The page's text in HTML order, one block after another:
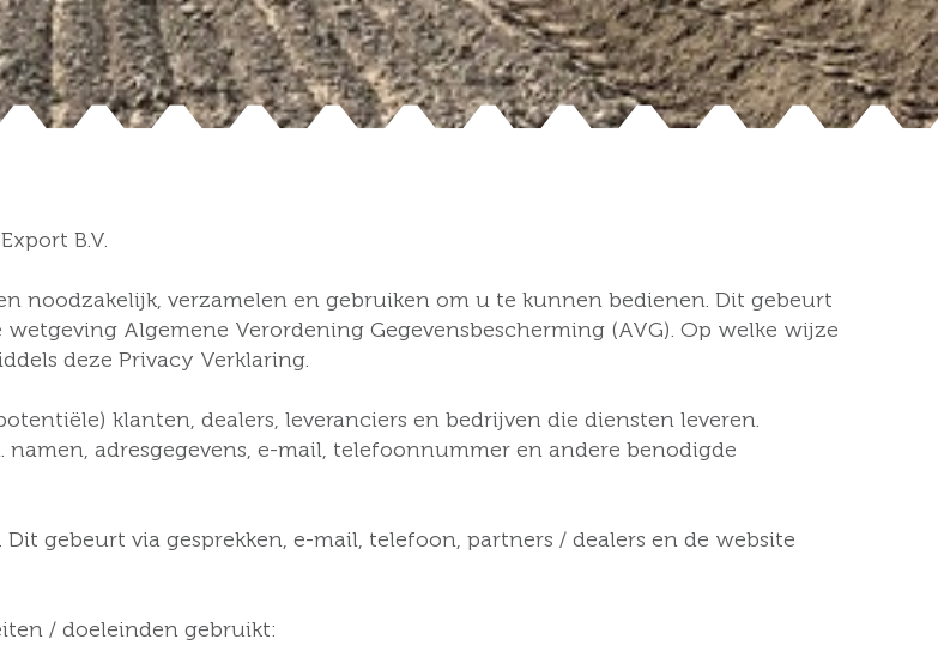
B.V.
noodzakelijk, verzamelen en gebruiken om u te kunnen bedienen. Dit gebeurt
Algemene Verordening Gegevensbescherming (AVG). Op welke wijze
deze Privacy Verklaring.
klanten, dealers, leveranciers en bedrijven die diensten leveren.
adresgegevens, e-mail, telefoonnummer en andere benodigde
gebeurt via gesprekken, e-mail, telefoon, partners / dealers en de website
/ doeleinden gebruikt: